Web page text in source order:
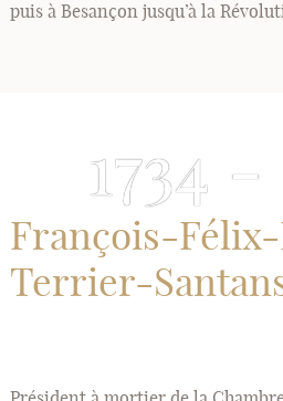
puis à Besançon jusqu’à la
1734 -
François-
Terrier-